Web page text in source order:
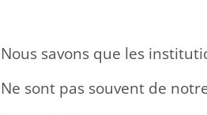
Nous savons que les
Ne sont pas souvent de